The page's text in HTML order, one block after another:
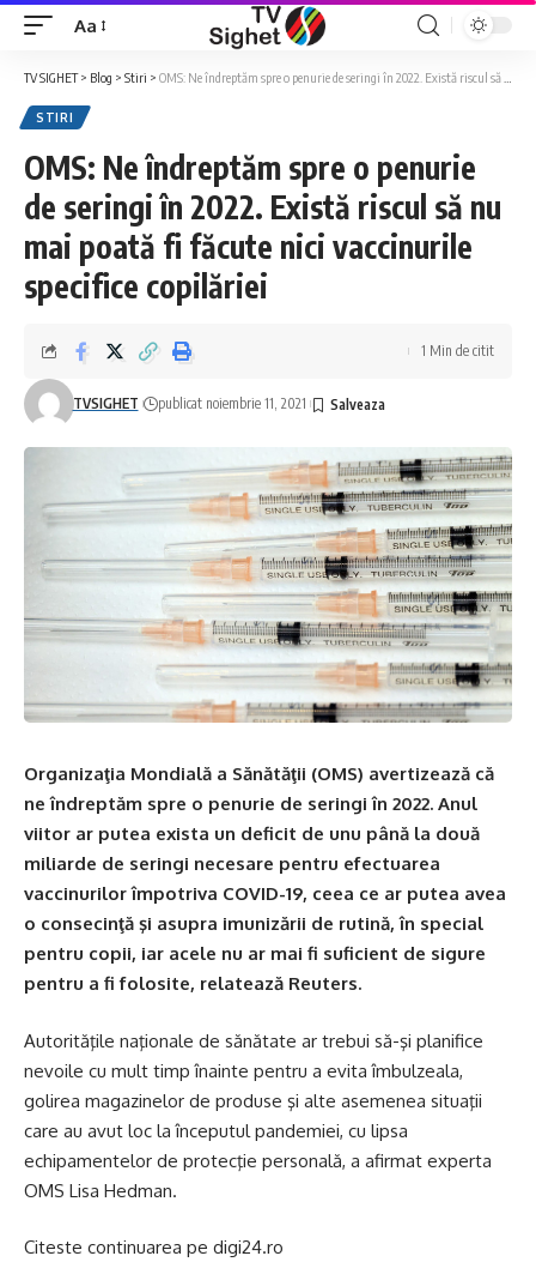
Font
Resizer
Aa
TV SIGHET> Blog > Stiri > OMS: Ne îndreptăm spre o penurie de seringi în 2022. Există riscul să nu mai poată fi făcute nici vaccinurile specifice copilăriei
STIRI
OMS: Ne îndreptăm spre o penurie
de seringi în 2022. Există riscul să nu
mai poată fi făcute nici vaccinurile
specifice copilăriei
TVSIGHET publicat noiembrie 11, 2021
1 Min de citit
Organizaţia Mondială a Sănătăţii (OMS) avertizează că
ne îndreptăm spre o penurie de seringi în 2022. Anul
viitor ar putea exista un deficit de unu până la două
miliarde de seringi necesare pentru efectuarea
vaccinurilor împotriva COVID-19, ceea ce ar putea avea
o consecinţă şi asupra imunizării de rutină, în special
pentru copii, iar acele nu ar mai fi suficient de sigure
pentru a fi folosite, relatează Reuters.
Autorităţile naţionale de sănătate ar trebui să-şi planifice
nevoile cu mult timp înainte pentru a evita îmbulzeala,
golirea magazinelor de produse şi alte asemenea situaţii
care au avut loc la începutul pandemiei, cu lipsa
echipamentelor de protecţie personală, a afirmat experta
OMS Lisa Hedman.
Citeste continuarea pe digi24.ro